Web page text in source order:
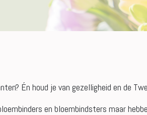
Én houd je van gezelligheid en de
en bloembindsters maar